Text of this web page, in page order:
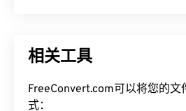
相关工具
FreeConvert.com可以将您的
式：